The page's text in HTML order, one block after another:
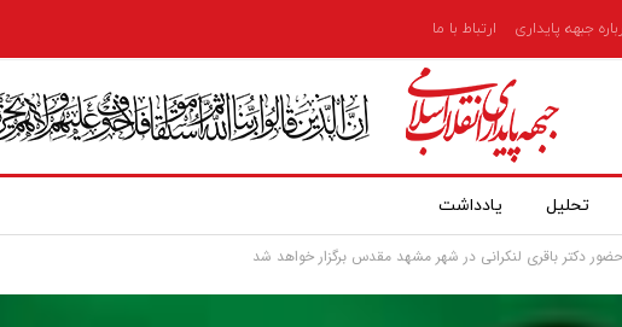
جبهه پایداری ارتباط با ما
تحلیل یادداشت
دکتر باقری لنکرانی در شهر مشهد مقدس برگزار خواهد شد